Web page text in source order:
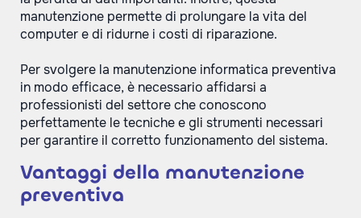
manutenzione permette di prolungare la vita del
computer e di ridurne i costi di riparazione.
Per svolgere la manutenzione informatica preventiva
in modo efficace, è necessario affidarsi a
professionisti del settore che conoscono
perfettamente le tecniche e gli strumenti necessari
per garantire il corretto funzionamento del sistema.
Vantaggi della manutenzione
preventiva